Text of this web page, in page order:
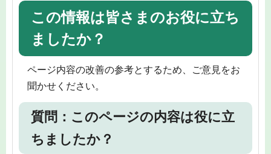
この情報は皆さまのお役に立ち
ましたか？
ページ内容の改善の参考とするため、ご意見をお
聞かせください。
質問：このページの内容は役に立
ちましたか？